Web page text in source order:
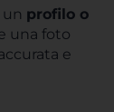
profilo o
una foto
e